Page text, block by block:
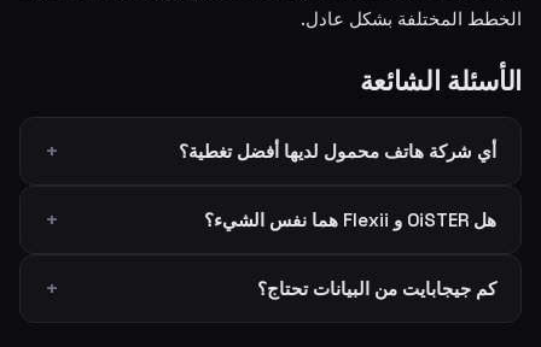
الخطط المختلفة بشكل عادل.
الأسئلة الشائعة
أي شركة هاتف محمول لديها أفضل تغطية؟
هل OiSTER و Flexii هما نفس الشيء؟
كم جيجابايت من البيانات تحتاج؟